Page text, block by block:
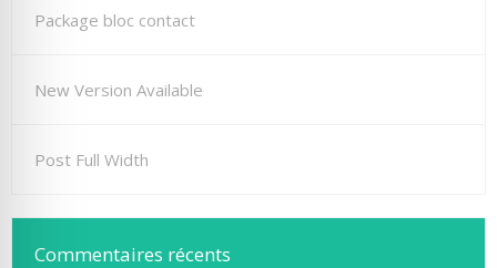
Package bloc contact
New Version Available
Post Full Width
Commentaires récents